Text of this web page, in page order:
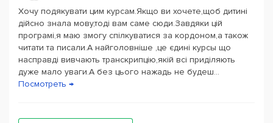
Powered byLeaflet— © Google 2026
Хочу подякувати цим курсам.Якщо ви хочете,щоб дитині
дійсно знала мову,тоді вам саме сюди.Завдяки цій
програмі,я маю змогу спілкуватися за кордоном,а також
читати та писали.А найголовніше ,це єдині курсы що
насправді вивчають транскрипцію,якій всі приділяють
дуже мало уваги.А без цього нажадь не будеш...
Посмотреть →